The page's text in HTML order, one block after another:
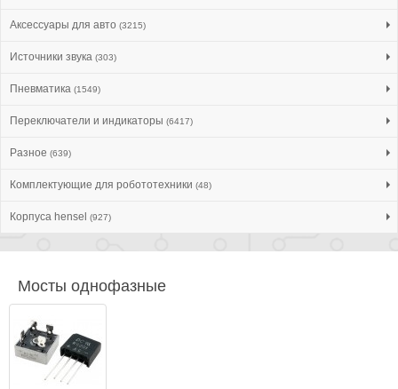
Аксессуары для авто (3215)
Источники звука (303)
Пневматика (1549)
Переключатели и индикаторы (6417)
Разное (639)
Комплектующие для робототехники (48)
Корпуса hensel (927)
Мосты однофазные